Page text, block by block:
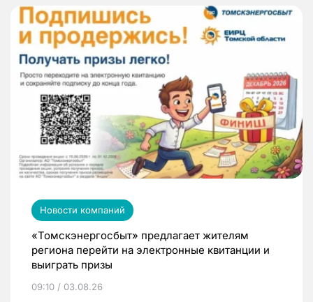
Новости компаний
«Томскэнергосбыт» предлагает жителям
региона перейти на электронные квитанции и
выиграть призы
09:10 / 03.08.26